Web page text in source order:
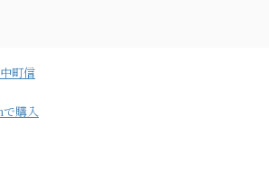
町信
購入